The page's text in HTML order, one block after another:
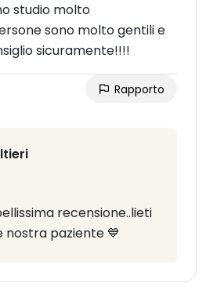
studio molto
sono molto gentili e
sicuramente!!!!
Rapporto
recensione..lieti
nostra paziente 💙